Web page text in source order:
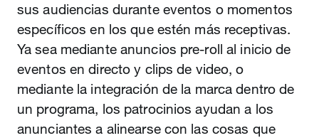
sus audiencias durante eventos o momentos
específicos en los que estén más receptivas.
Ya sea mediante anuncios pre-roll al inicio de
eventos en directo y clips de video, o
mediante la integración de la marca dentro de
un programa, los patrocinios ayudan a los
anunciantes a alinearse con las cosas que